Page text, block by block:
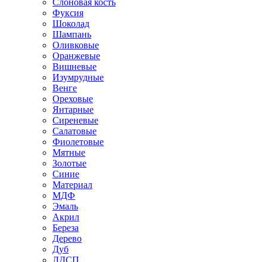
Слоновая кость
Фуксия
Шоколад
Шампань
Оливковые
Оранжевые
Вишневые
Изумрудные
Венге
Ореховые
Янтарные
Сиреневые
Салатовые
Фиолетовые
Мятные
Золотые
Синие
Материал
МДФ
Эмаль
Акрил
Береза
Дерево
Дуб
ЛДСП